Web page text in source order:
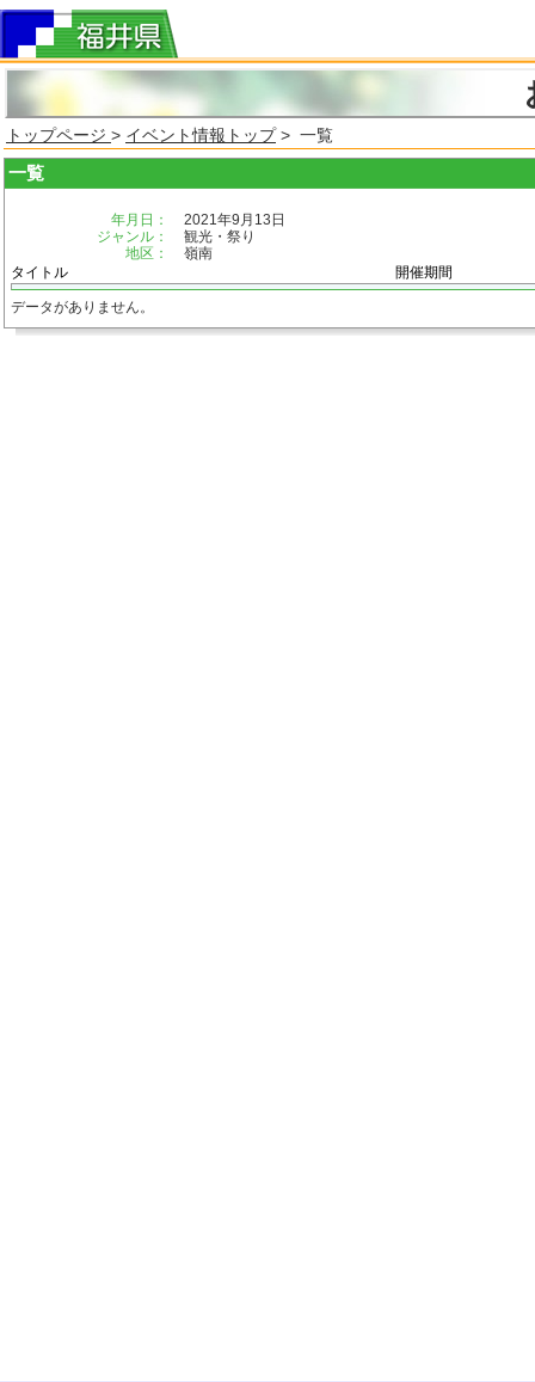
トップページ > イベント情報トップ> 一覧
一覧
年月日：
2021年9月13日
ジャンル：
観光・祭り
地区：
嶺南
タイトル
開催期間
データがありません。